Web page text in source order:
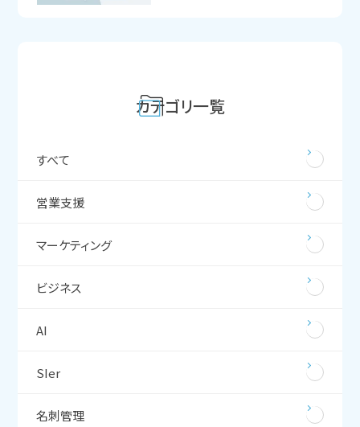
カテゴリ一覧
すべて
営業支援
マーケティング
ビジネス
AI
SIer
名刺管理